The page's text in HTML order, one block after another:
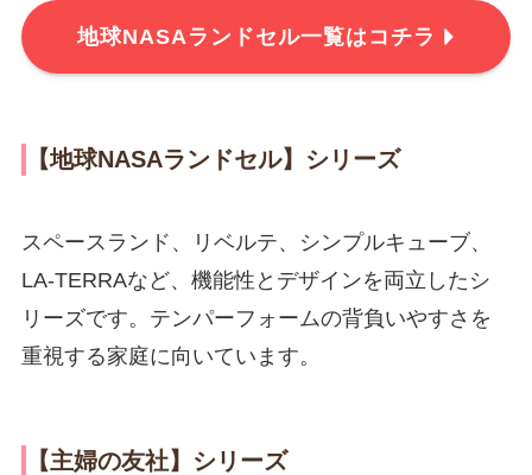
地球NASAランドセル一覧はコチラ
【地球NASAランドセル】シリーズ
スペースランド、リベルテ、シンプルキューブ、
LA-TERRAなど、機能性とデザインを両立したシ
リーズです。テンパーフォームの背負いやすさを
重視する家庭に向いています。
【主婦の友社】シリーズ